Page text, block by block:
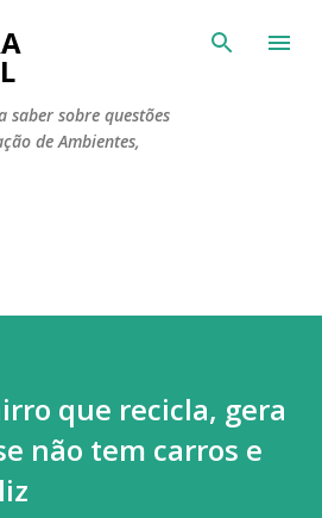
o conteúdo principal
saber sobre questões
de Ambientes,
que recicla, gera
não tem carros e